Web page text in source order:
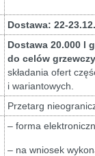
Dostawa: 22-
Dostawa 20.000 l
do celów
składania ofert
i wariantowych.
Przetarg
– forma
– na wniosek